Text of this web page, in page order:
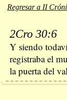
Regresar a II
2Cro 30:6
Y siendo
registraba el
la puerta del